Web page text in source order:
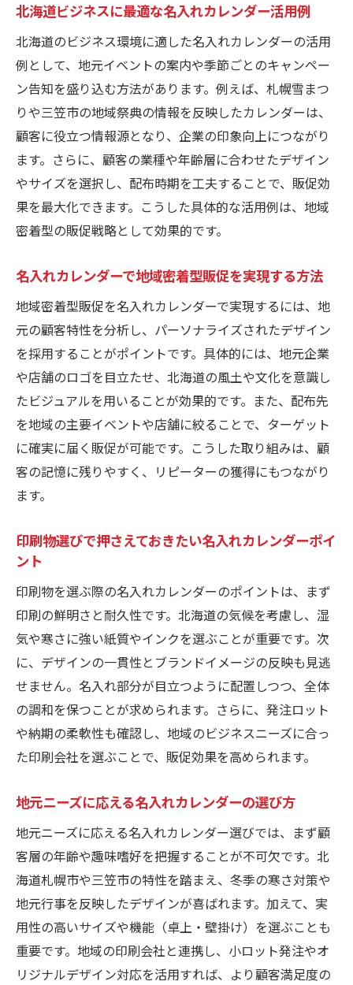
北海道ビジネスに最適な名入れカレンダー活用例
北海道のビジネス環境に適した名入れカレンダーの活用
例として、地元イベントの案内や季節ごとのキャンペー
ン告知を盛り込む方法があります。例えば、札幌雪まつ
りや三笠市の地域祭典の情報を反映したカレンダーは、
顧客に役立つ情報源となり、企業の印象向上につながり
ます。さらに、顧客の業種や年齢層に合わせたデザイン
やサイズを選択し、配布時期を工夫することで、販促効
果を最大化できます。こうした具体的な活用例は、地域
密着型の販促戦略として効果的です。
名入れカレンダーで地域密着型販促を実現する方法
地域密着型販促を名入れカレンダーで実現するには、地
元の顧客特性を分析し、パーソナライズされたデザイン
を採用することがポイントです。具体的には、地元企業
や店舗のロゴを目立たせ、北海道の風土や文化を意識し
たビジュアルを用いることが効果的です。また、配布先
を地域の主要イベントや店舗に絞ることで、ターゲット
に確実に届く販促が可能です。こうした取り組みは、顧
客の記憶に残りやすく、リピーターの獲得にもつながり
ます。
印刷物選びで押さえておきたい名入れカレンダーポイ
ント
印刷物を選ぶ際の名入れカレンダーのポイントは、まず
印刷の鮮明さと耐久性です。北海道の気候を考慮し、湿
気や寒さに強い紙質やインクを選ぶことが重要です。次
に、デザインの一貫性とブランドイメージの反映も見逃
せません。名入れ部分が目立つように配置しつつ、全体
の調和を保つことが求められます。さらに、発注ロット
や納期の柔軟性も確認し、地域のビジネスニーズに合っ
た印刷会社を選ぶことで、販促効果を高められます。
地元ニーズに応える名入れカレンダーの選び方
地元ニーズに応える名入れカレンダー選びでは、まず顧
客層の年齢や趣味嗜好を把握することが不可欠です。北
海道札幌市や三笠市の特性を踏まえ、冬季の寒さ対策や
地元行事を反映したデザインが喜ばれます。加えて、実
用性の高いサイズや機能（卓上・壁掛け）を選ぶことも
重要です。地域の印刷会社と連携し、小ロット発注やオ
リジナルデザイン対応を活用すれば、より顧客満足度の